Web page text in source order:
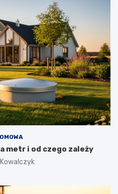
metr i od czego zależy